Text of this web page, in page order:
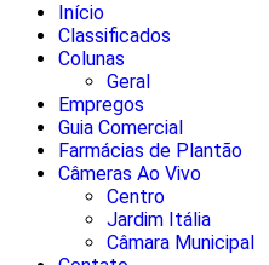
Início
Classificados
Colunas
Geral
Empregos
Guia Comercial
Farmácias de Plantão
Câmeras Ao Vivo
Centro
Jardim Itália
Câmara Municipal